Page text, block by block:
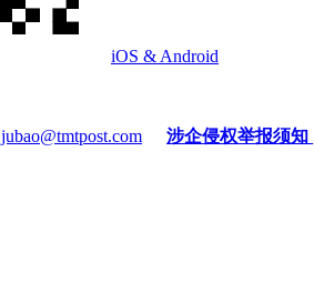
iOS & Android
jubao@tmtpost.com 涉企侵权举报须知